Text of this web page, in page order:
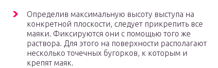
Определив максимальную высоту выступа на
конкретной плоскости, следует прикрепить все
маяки. Фиксируются они с помощью того же
раствора. Для этого на поверхности располагают
несколько точечных бугорков, к которым и
крепят маяк.